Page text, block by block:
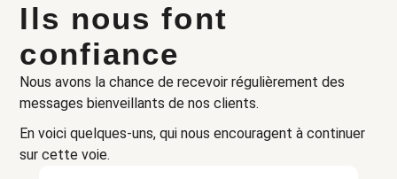
Ils nous font
confiance
Nous avons la chance de recevoir régulièrement des
messages bienveillants de nos clients.
En voici quelques-uns, qui nous encouragent à continuer
sur cette voie.